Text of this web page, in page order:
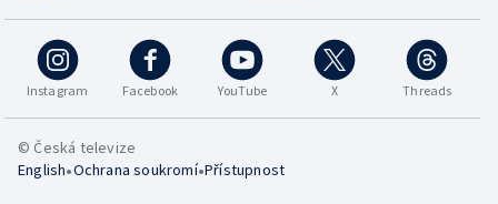
Instagram Facebook YouTube X Threads
© Česká televize
English•Ochrana soukromí•Přístupnost